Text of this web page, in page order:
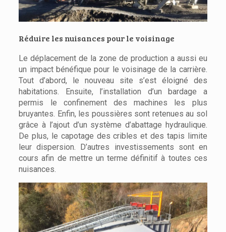
Réduire les nuisances pour le voisinage
Le déplacement de la zone de production a aussi eu
un impact bénéfique pour le voisinage de la carrière.
Tout d’abord, le nouveau site s’est éloigné des
habitations. Ensuite, l’installation d’un bardage a
permis le confinement des machines les plus
bruyantes. Enfin, les poussières sont retenues au sol
grâce à l’ajout d’un système d’abattage hydraulique.
De plus, le capotage des cribles et des tapis limite
leur dispersion. D’autres investissements sont en
cours afin de mettre un terme définitif à toutes ces
nuisances.